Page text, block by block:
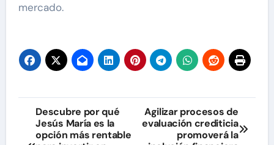
mercado.
Navegación
de
Descubre por qué
Jesús María es la
opción más rentable
Agilizar procesos de
evaluación crediticia
promoverá la